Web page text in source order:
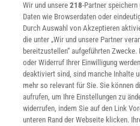
Widerruf
INFO
Mediadaten
Datenschutz
Nutzungsbedingungen
Cookie-Einstellungen
Utiq verwalten
Nutzungsbasierte Onlinewerbung
Alle Artikel
Wir und unsere218-Partner
Daten wie Browserdaten oder
Durch Auswahl von Akzeptieren
die unter „Wir und unsere Partner
bereitzustellen“ aufgeführten
oder Widerruf Ihrer Einwilligung
deaktiviert sind, sind manche Inhalte
mehr so relevant für Sie. Sie können
aufrufen, um Ihre Einstellungen zu
widerrufen, indem Sie auf den Link
unteren Rand der Webseite klicken.